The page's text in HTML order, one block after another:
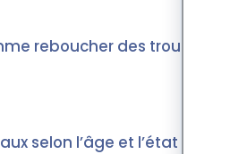
reboucher des trous ou
selon l’âge et l’état de la